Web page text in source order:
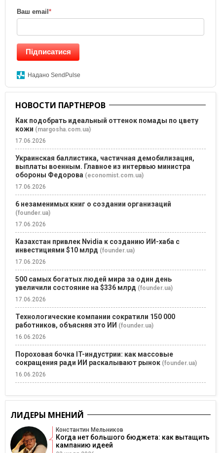
Ваш email*
Підписатися
Надано SendPulse
НОВОСТИ ПАРТНЕРОВ
Как подобрать идеальный оттенок помады по цвету
кожи (margosha.com.ua)
17.06.2026
Украинская баллистика, частичная демобилизация,
выплаты военным. Главное из интервью министра
обороны Федорова (economist.com.ua)
17.06.2026
6 незаменимых книг о создании организаций
(founder.ua)
17.06.2026
Казахстан привлек Nvidia к созданию ИИ-хаба с
инвестициями $10 млрд (founder.ua)
17.06.2026
500 самых богатых людей мира за один день
увеличили состояние на $336 млрд (founder.ua)
17.06.2026
Технологические компании сократили 150 000
работников, объясняя это ИИ (founder.ua)
16.06.2026
Пороховая бочка IT-индустрии: как массовые
сокращения ради ИИ раскалывают рынок (founder.ua)
16.06.2026
ЛИДЕРЫ МНЕНИЙ
Константин Мельников
Когда нет большого бюджета: как вытащить
кампанию идеей